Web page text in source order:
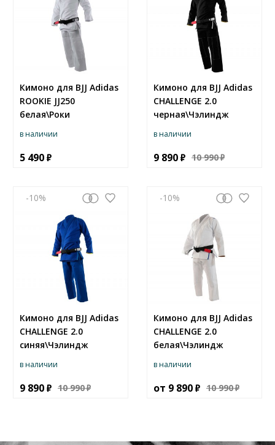
Кимоно для BJJ Adidas
ROOKIE JJ250
белая\Роки
в наличии
5 490
Кимоно для BJJ Adidas
CHALLENGE 2.0
черная\Чэлиндж
в наличии
9 890 10 990
-10
Кимоно для BJJ Adidas
CHALLENGE 2.0
синяя\Чэлиндж
в наличии
9 890 10 990
-10
Кимоно для BJJ Adidas
CHALLENGE 2.0
белая\Чэлиндж
в наличии
от 9 890 10 990